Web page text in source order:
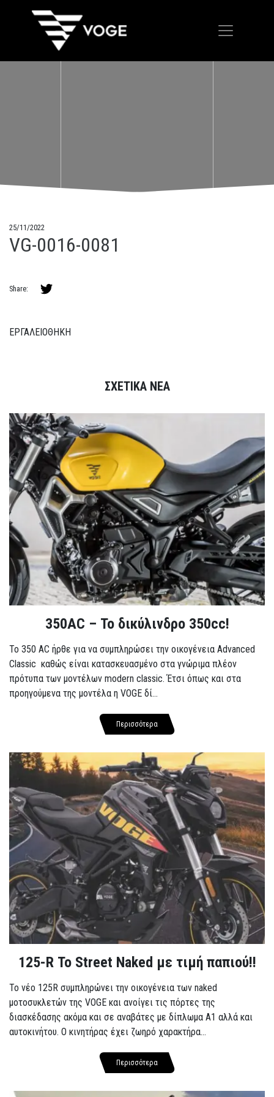
25/11/2022
VG-0016-0081
Share:
ΕΡΓΑΛΕΙΟΘΗΚΗ
ΣΧΕΤΙΚΑ ΝΕΑ
350AC – Το δικύλινδρο 350cc!
To 350 AC ήρθε για να συμπληρώσει την οικογένεια Advanced
Classic καθώς είναι κατασκευασμένο στα γνώριμα πλέον
πρότυπα των μοντέλων modern classic. Έτσι όπως και στα
προηγούμενα της μοντέλα η VOGE δί...
Περισσότερα
125-R Το Street Naked με τιμή παπιού!!
Το νέο 125R συμπληρώνει την οικογένεια των naked
μοτοσυκλετών της VOGE και ανοίγει τις πόρτες της
διασκέδασης ακόμα και σε αναβάτες με δίπλωμα A1 αλλά και
αυτοκινήτου. Ο κινητήρας έχει ζωηρό χαρακτήρα...
Περισσότερα